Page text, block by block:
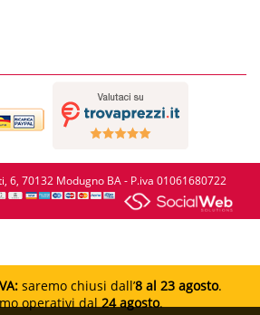
6, 70132 Modugno BA - P.iva 01061680722
saremo chiusi dall’8 al 23 agosto.
operativi dal24 agosto.